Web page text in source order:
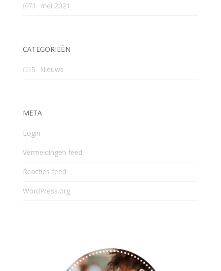
mei 2021
CATEGORIEËN
Nieuws
META
Login
Vermeldingen feed
Reacties feed
WordPress.org